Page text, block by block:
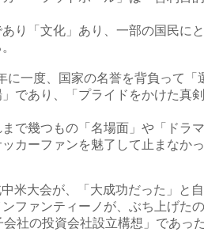
あり「文化」あり、一部の国民に
に一度、国家の名誉を背負って「
であり、「プライドをかけた真
で幾つもの「名場面」や「ドラ
ッカーファンを魅了して止まなか
米大会が、「大成功だった」と
ファンティーノが、ぶち上げた
会社の投資会社設立構想」であっ